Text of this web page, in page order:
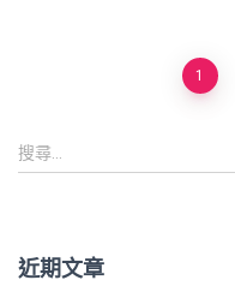
章
頁
1
搜
尋
:
搜尋...
近期文章